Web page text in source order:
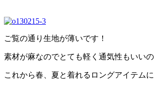
ご覧の通り生地が薄いです！
素材が麻なのでとても軽く通気性もいいの
これから春、夏と着れるロングアイテム